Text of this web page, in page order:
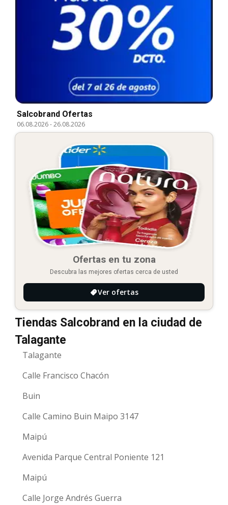
Salcobrand Ofertas
06.08.2026-26.08.2026
Ofertas en tu zona
Descubra las mejores ofertas cerca de usted
Ver ofertas
Tiendas Salcobrand en la ciudad de
Talagante
Talagante
Calle Francisco Chacón
Buin
Calle Camino Buin Maipo 3147
Maipú
Avenida Parque Central Poniente 121
Maipú
Calle Jorge Andrés Guerra